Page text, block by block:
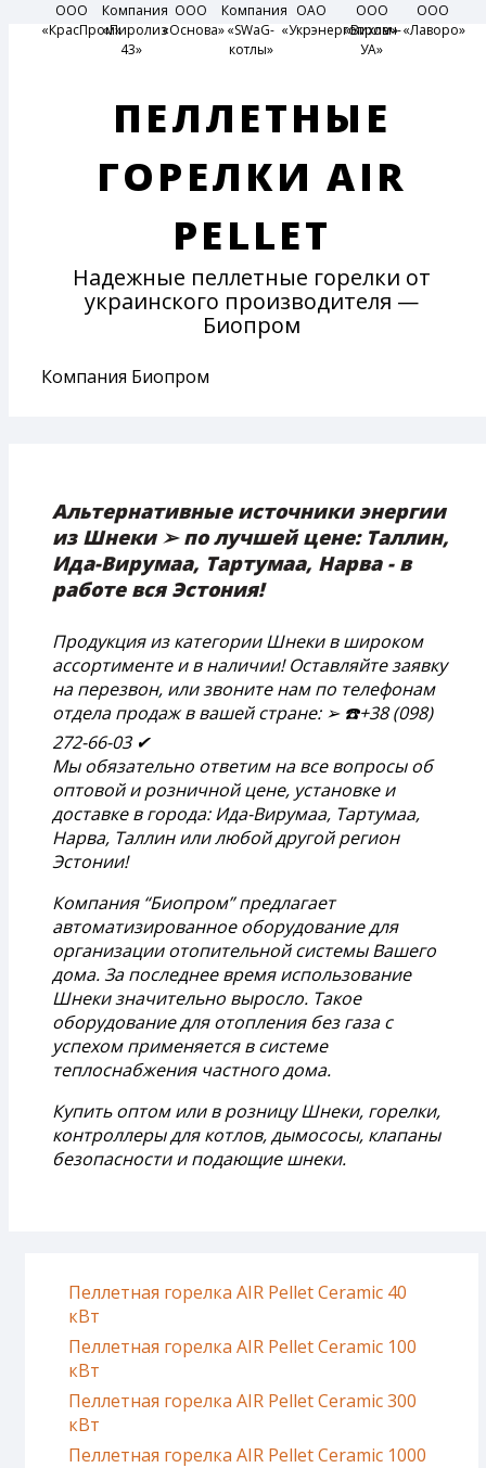
ООО
«КрасПром»
Компания
«Пиролиз
43»
ООО
«Основа»
Компания
«SWaG-
котлы»
ОАО
«Укрэнергопром»
ООО
«Вихлач-
УА»
ООО
«Лаворо»
ПЕЛЛЕТНЫЕ
ГОРЕЛКИ AIR
PELLET
Надежные пеллетные горелки от
украинского производителя —
Биопром
Компания Биопром
Альтернативные источники энергии
из Шнеки ➢ по лучшей цене: Таллин,
Ида-Вирумаа, Тартумаа, Нарва - в
работе вся Эстония!
Продукция из категории Шнеки в широком
ассортименте и в наличии! Оставляйте заявку
на перезвон, или звоните нам по телефонам
отдела продаж в вашей стране: ➢ ☎️+38 (098)
272-66-03 ✔
Мы обязательно ответим на все вопросы об
оптовой и розничной цене, установке и
доставке в города: Ида-Вирумаа, Тартумаа,
Нарва, Таллин или любой другой регион
Эстонии!
Компания “Биопром” предлагает
автоматизированное оборудование для
организации отопительной системы Вашего
дома. За последнее время использование
Шнеки значительно выросло. Такое
оборудование для отопления без газа с
успехом применяется в системе
теплоснабжения частного дома.
Купить оптом или в розницу Шнеки, горелки,
контроллеры для котлов, дымососы, клапаны
безопасности и подающие шнеки.
Пеллетная горелка AIR Pellet Ceramic 40
кВт
Пеллетная горелка AIR Pellet Ceramic 100
кВт
Пеллетная горелка AIR Pellet Ceramic 300
кВт
Пеллетная горелка AIR Pellet Ceramic 1000